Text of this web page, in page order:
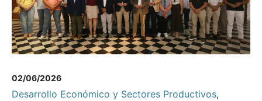
02/06/2026
Desarrollo Económico y Sectores Productivos,